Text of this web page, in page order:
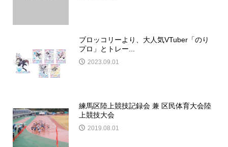
ブロッコリーより、大人気VTuber「のり
プロ」とトレー...
2023.09.01
練馬区陸上競技記録会 兼 区民体育大会陸
上競技大会
2019.08.01